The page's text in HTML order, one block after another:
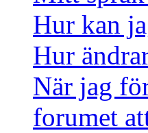
Hur kan
Hur
När jag
forumet